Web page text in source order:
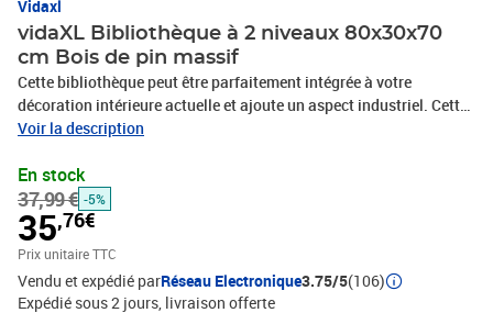
Vidaxl
vidaXL Bibliothèque à 2 niveaux 80x30x70
cm Bois de pin massif
Cette bibliothèque peut être parfaitement intégrée à votre
décoration intérieure actuelle et ajoute un aspect industriel. Cette
étagère est fabriquée en bois de pin massif, assurant sa
dispose de 2 étagères, offrant un grand espace de rangement pour
ranger des livres, des magazines et d’autres objets décoratifs. La
bibliothèque est facile à nettoyer avec un chiffon humide.Matériau
: bois de pin massif (non traité), métalDimensions : 80 x 30 x 70
cm (l x P x H)Facile à assemblerL'assemblage est
requisATTENTION: afin d'éviter le renversement, ce produit doit
être utilisé avec le dispositif de fixation murale fourniLegal
Voir la description
En stock
37,99 € -5%
35,76€
Prix unitaire TTC
Vendu et expédié parRéseau Electronique3.75/5(106)
Expédié sous 2 jours livraison offerte